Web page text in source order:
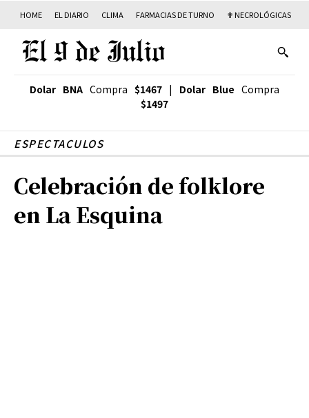
HOME EL DIARIO CLIMA FARMACIAS DE TURNO ✟ NECROLÓGICAS
Dolar BNA Compra $1467 | Dolar Blue Compra
$1497
ESPECTACULOS
Celebración de folklore
en La Esquina